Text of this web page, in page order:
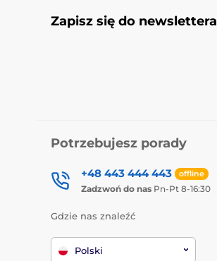
Zapisz się do newslettera
Potrzebujesz porady
+48 443 444 443 offline
Zadzwoń do nas Pn-Pt 8-16:30
Gdzie nas znaleźć
Polski